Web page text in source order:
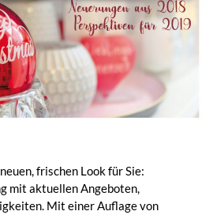
frischen Look für Sie:
mit aktuellen Angeboten,
Mit einer Auflage von